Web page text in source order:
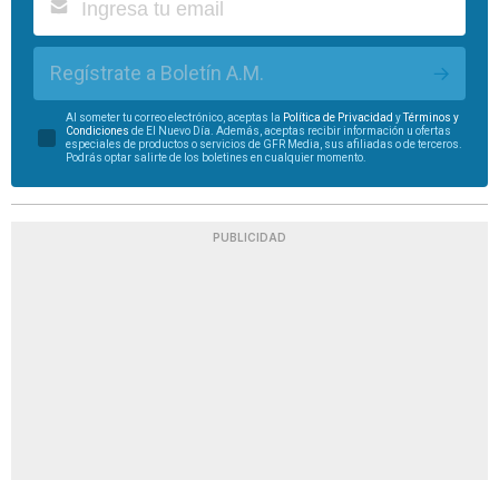
Regístrate a Boletín A.M.
Al someter tu correo electrónico, aceptas la Política de Privacidad yTérminos y
Condiciones de El Nuevo Día. Además, aceptas recibir información u ofertas
especiales de productos o servicios de GFR Media, sus afiliadas o de terceros.
Podrás optar salirte de los boletines en cualquier momento.
PUBLICIDAD